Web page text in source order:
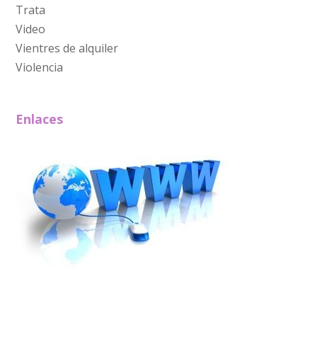
Trata
Video
Vientres de alquiler
Violencia
Enlaces